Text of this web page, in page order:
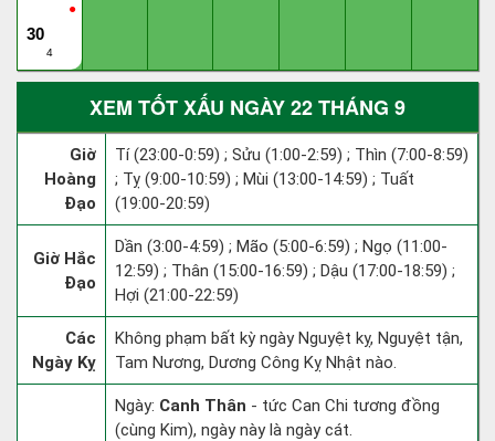
●
30
4
XEM TỐT XẤU NGÀY 22 THÁNG 9
Giờ
Hoàng
Đạo
Tí (23:00-0:59) ; Sửu (1:00-2:59) ; Thìn (7:00-8:59)
; Tỵ (9:00-10:59) ; Mùi (13:00-14:59) ; Tuất
(19:00-20:59)
Giờ Hắc
Đạo
Dần (3:00-4:59) ; Mão (5:00-6:59) ; Ngọ (11:00-
12:59) ; Thân (15:00-16:59) ; Dậu (17:00-18:59) ;
Hợi (21:00-22:59)
Các
Ngày Kỵ
Không phạm bất kỳ ngày Nguyệt kỵ, Nguyệt tận,
Tam Nương, Dương Công Kỵ Nhật nào.
Ngày: Canh Thân - tức Can Chi tương đồng
(cùng Kim), ngày này là ngày cát.